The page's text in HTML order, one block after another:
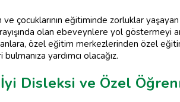
çocuklarının eğitiminde zorluklar
olan ebeveynlere yol göstermeyi
özel eğitim merkezlerinden özel
yardımcı olacağız.
Disleksi ve Özel